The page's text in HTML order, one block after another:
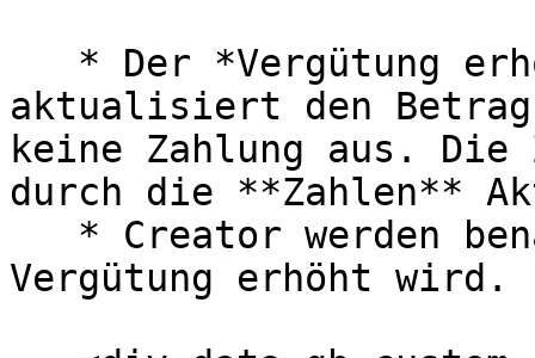
aktualisiert den
keine Zahlung aus.
durch die **Zahlen**
Vergütung erhöht wird.